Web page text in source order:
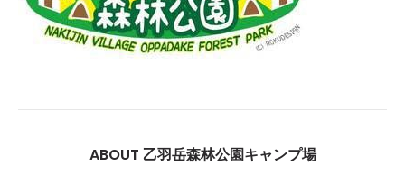
ABOUT 乙羽岳森林公園キャンプ場